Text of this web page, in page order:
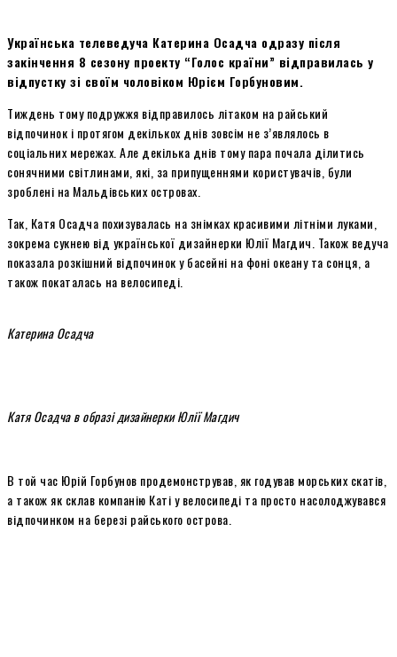
Українська телеведуча Катерина Осадча одразу після
закінчення 8 сезону проекту “Голос країни” відправилась у
відпустку зі своїм чоловіком Юрієм Горбуновим.
Тиждень тому подружжя відправилось літаком на райський
відпочинок і протягом декількох днів зовсім не з’являлось в
соціальних мережах. Але декілька днів тому пара почала ділитись
сонячними світлинами, які, за припущеннями користувачів, були
зроблені на Мальдівських островах.
Так, Катя Осадча похизувалась на знімках красивими літніми луками,
зокрема сукнею від української дизайнерки Юлії Магдич. Також ведуча
показала розкішний відпочинок у басейні на фоні океану та сонця, а
також покаталась на велосипеді.
Катерина Осадча
Катя Осадча в образі дизайнерки Юлії Магдич
В той час Юрій Горбунов продемонстрував, як годував морських скатів,
а також як склав компанію Каті у велосипеді та просто насолоджувався
відпочинком на березі райського острова.